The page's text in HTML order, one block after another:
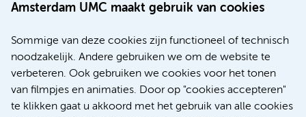
Amsterdam UMC maakt gebruik van cookies
Sommige van deze cookies zijn functioneel of technisch
noodzakelijk. Andere gebruiken we om de website te
verbeteren. Ook gebruiken we cookies voor het tonen
van filmpjes en animaties. Door op "cookies accepteren"
te klikken gaat u akkoord met het gebruik van alle cookies
voor patiënten met alvleesklierkanker verbeteren
Kanker Internationaal